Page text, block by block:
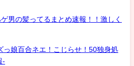
男の髪ってるまとめ速報！！激しく
っ娘百合ネエ！こじらせ！50独身処
-